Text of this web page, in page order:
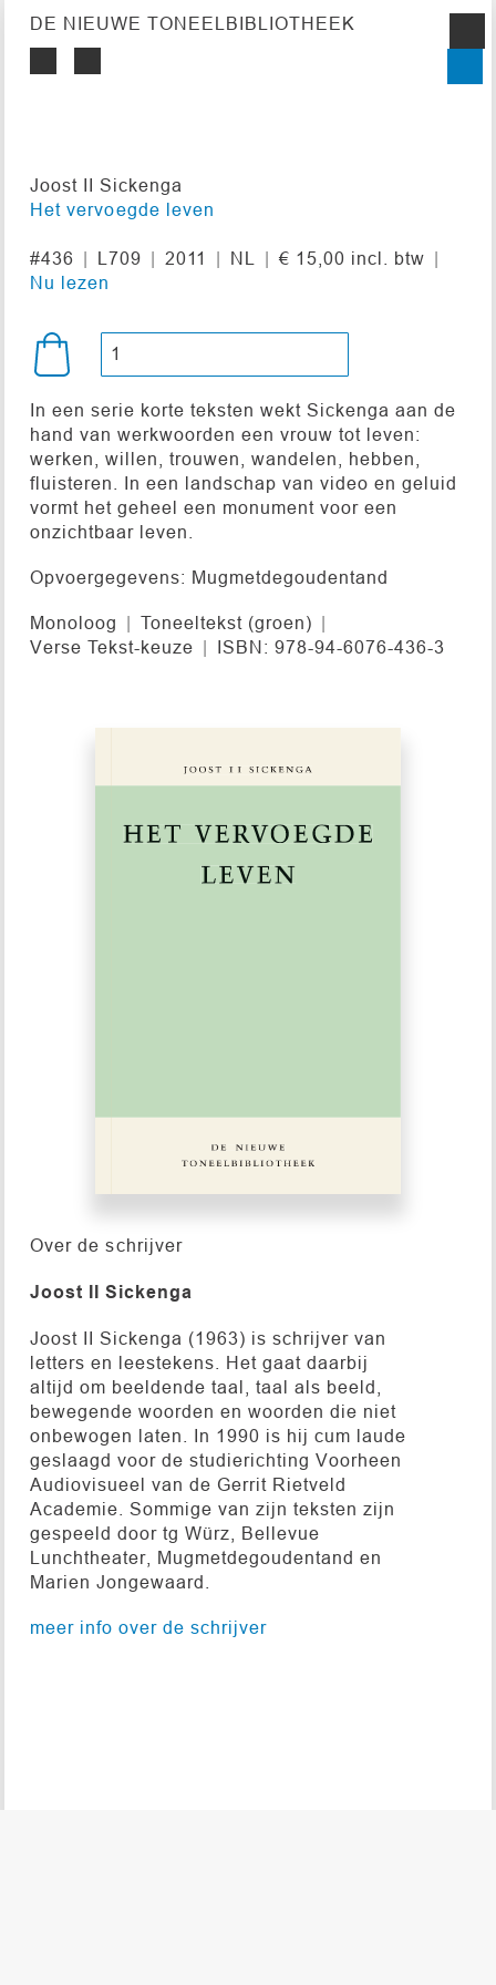
DE NIEUWE TONEELBIBLIOTHEEK
Joost II Sickenga
Het vervoegde leven
#436 L709 2011 NL
€ 15,00 incl. btw
Nu lezen
In een serie korte teksten wekt Sickenga aan de
hand van werkwoorden een vrouw tot leven:
werken, willen, trouwen, wandelen, hebben,
fluisteren. In een landschap van video en geluid
vormt het geheel een monument voor een
onzichtbaar leven.
Opvoergegevens: Mugmetdegoudentand
Monoloog
Toneeltekst (groen)
Verse Tekst-keuze
ISBN: 978-94-6076-436-3
Over de schrijver
Joost II Sickenga
Joost II Sickenga (1963) is schrijver van
letters en leestekens. Het gaat daarbij
altijd om beeldende taal, taal als beeld,
bewegende woorden en woorden die niet
onbewogen laten. In 1990 is hij cum laude
geslaagd voor de studierichting Voorheen
Audiovisueel van de Gerrit Rietveld
Academie. Sommige van zijn teksten zijn
gespeeld door tg Würz, Bellevue
Lunchtheater, Mugmetdegoudentand en
Marien Jongewaard.
meer info over de schrijver